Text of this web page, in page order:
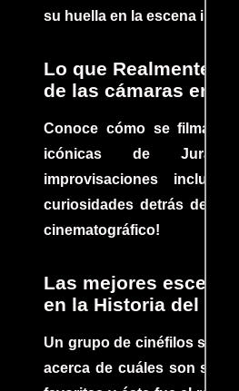
su huella en la escena
Lo que Realmente
de las cámaras en
Conoce cómo se filmaron
icónicas de
improvisaciones
curiosidades detrás del
cinematográfico!
Las mejores
en la Historia del cine
Un grupo de cinéfilos se
acerca de cuáles son sus